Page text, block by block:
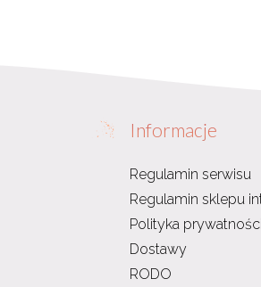
Informacje
Regulamin serwisu
Regulamin sklepu
Polityka prywatności
Dostawy
RODO